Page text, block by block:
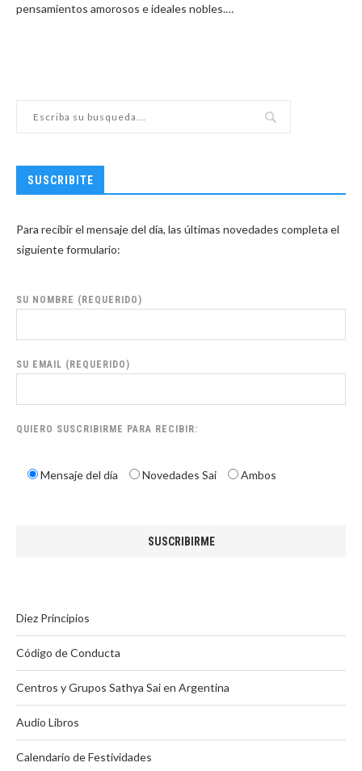
pensamientos amorosos e ideales nobles.…
SUSCRIBITE
Para recibir el mensaje del día, las últimas novedades completa el
siguiente formulario:
SU NOMBRE (REQUERIDO)
SU EMAIL (REQUERIDO)
QUIERO SUSCRIBIRME PARA RECIBIR:
Mensaje del día Novedades Sai Ambos
Diez Principios
Código de Conducta
Centros y Grupos Sathya Sai en Argentina
Audio Libros
Calendario de Festividades